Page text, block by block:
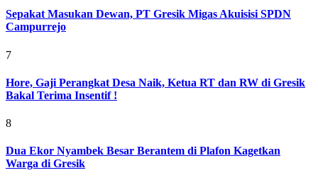
Sepakat Masukan Dewan, PT Gresik Migas Akuisisi SPDN
Campurrejo
7
Hore, Gaji Perangkat Desa Naik, Ketua RT dan RW di Gresik
Bakal Terima Insentif !
8
Dua Ekor Nyambek Besar Berantem di Plafon Kagetkan
Warga di Gresik